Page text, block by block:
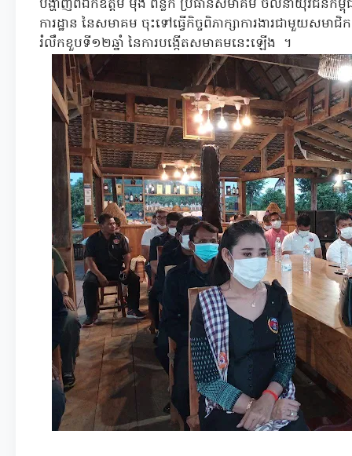
បង្ហាញពីឯកឧត្តម ម៉ឹង ពន្លក ប្រធានសមាគម ចលនាយុវជនកម្ពុជ
ការដ្ឋាន នៃសមាគម ចុះទៅធ្វើកិច្ចពិភាក្សាការងារជាមួយសមា
រំលឹកខួបទី១២ឆ្នាំ នៃការបង្កើតសមាគមនេះឡើង ។